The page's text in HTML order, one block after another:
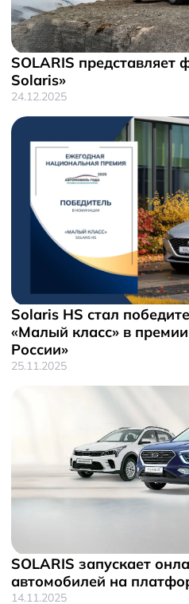
SOLARIS представляет
Solaris»
24.12.2025
Solaris HS стал
«Малый класс» в
России»
25.11.2025
SOLARIS запускает
автомобилей на
14.11.2025